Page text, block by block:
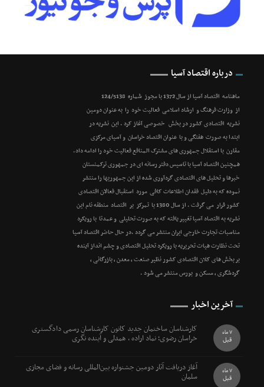
درباره اقتصاد آسیا
ماهنامه اقتصاد آسیا از سال 1372 با مجوز شماره 124/5138
از وزارت فرهنگ و ارشاد اسلامی فعالیت خود را به عنوان دومین
نشریه اقتصادی کشور در بخش خصوصی آغاز کرد . این نشریه در
ابتدا به صورت هفتگی و با عنوان اقتصاد خراسان و آسیای مرکزی
مقارن با استقلال جمهوری های مشترک المنافع فعالیت خود را ادامه داد.
همچنین اقتصاد آسیا با تاسیس دفتر رسانه ای در جمهوری ترکمنستان
خبرها و تحلیل های اقتصادی گردآوری شده از این جمهوریها را منتشر
نموده که به دلیل فقدان اطلاعات کافی مورد استقبال فعالان اقتصادی
کشور قرار می گرفت . از سال 1380 با تمرکز بر اقتصاد منطقه نام این
نشریه به اقتصاد آسیا تغییر یافته که به صورت تحلیلی و عمدتا با رویکرد
مناسبات تجارت خارجی ایران منتشر می گردد .در حال حاضر اقتصاد آسیا
تحت نظارت هیات تحریریه با رویکرد تحلیل اقتصادی و چشم انداز آینده
بر بخش های کلان اقتصادی کشور نظیر صنعت ، معدن ، بازرگانی ،
گردشگری ، مسکن و بورس منتشر می شود .
آخرین اخبار
کارشناسان ساختمان جدید کانون کارشناسان رسمی دادگستری
خراسان رضوی؛ نماد اراده ، همدلی و آینده نگری 7 ماه
قبل
آغاز دریافت آثار دومین جشنواره بین‌المللی رسانه و فضای مجازی
سلمان 7 ماه
قبل